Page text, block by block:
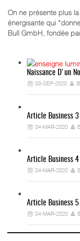
On ne présente plus
énergisante qui
Bull GmbH, fondée
Naissance D'un
03-SEP-2020
Article Business 3
04-MAR-2020
Article Business 4
04-MAR-2020
Article Business 5
04-MAR-2020